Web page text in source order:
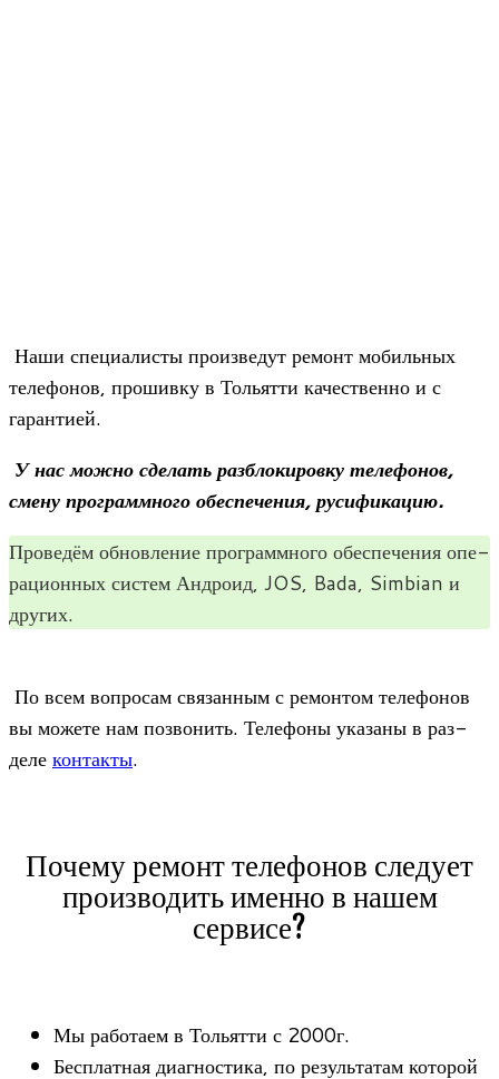
Наши спе­ци­а­ли­сты про­из­ве­дут ремонт мобиль­ных
теле­фо­нов, про­шивку в Тольятти каче­ственно и с
гарантией.
У нас можно сде­лать раз­бло­ки­ровку теле­фо­нов,
смену про­грамм­ного обес­пе­че­ния, русификацию.
Про­ве­дём обнов­ле­ние про­грамм­ного обес­пе­че­ния опе­
ра­ци­он­ных систем Андроид, JOS, Bada, Simbian и
других.
По всем вопро­сам свя­зан­ным с ремон­том теле­фо­нов
вы можете нам позво­нить. Теле­фоны ука­заны в раз­
делекон­такты.
Почему ремонт телефонов следует
производить именно в нашем
сервисе?
Мы рабо­таем в Тольятти с 2000г.
Бес­плат­ная диа­гно­стика, по резуль­та­там кото­рой